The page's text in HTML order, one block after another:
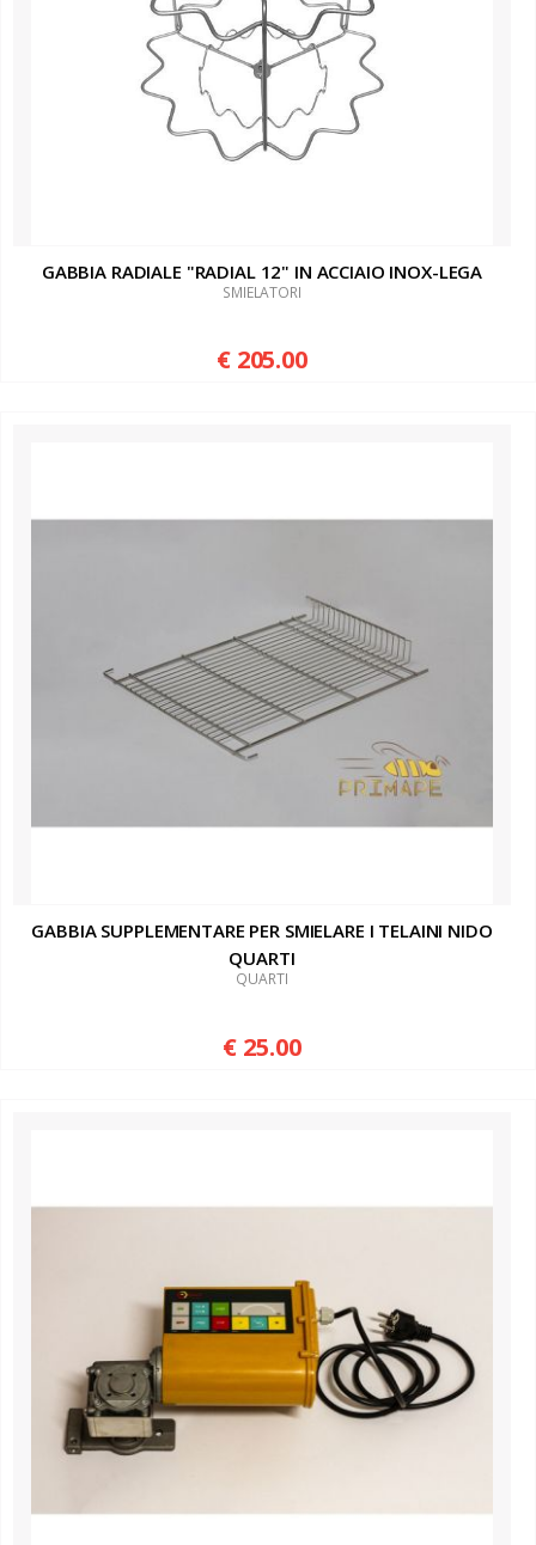
GABBIA RADIALE "RADIAL 12" IN ACCIAIO INOX-LEGA
SMIELATORI
€ 205.00
GABBIA SUPPLEMENTARE PER SMIELARE I TELAINI NIDO
QUARTI
QUARTI
€ 25.00